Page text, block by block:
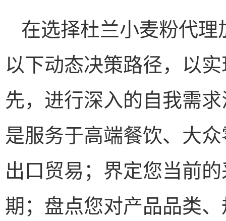
在选择杜兰小麦粉代
以下动态决策路径，以
先，进行深入的自我需
是服务于高端餐饮、大
出口贸易；界定您当前
期；盘点您对产品品类